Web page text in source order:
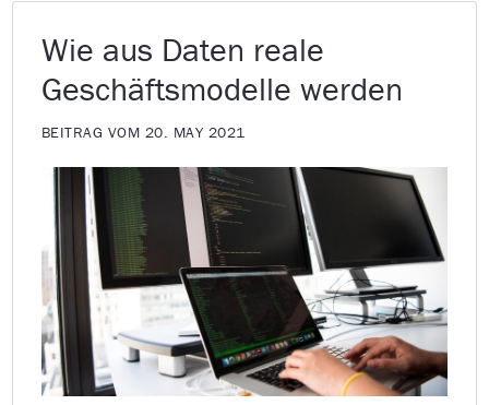
Wie aus Daten reale
Geschäftsmodelle werden
BEITRAG VOM 20. MAY 2021